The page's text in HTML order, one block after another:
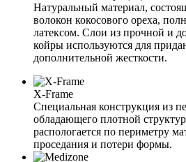
Натуральный материал,
волокон кокосового ореха,
латексом. Слои из прочной и
койры используются для
дополнительной жесткости.
X-Frame
Специальная конструкция из
обладающего плотной
распологается по периметру
проседания и потери формы.